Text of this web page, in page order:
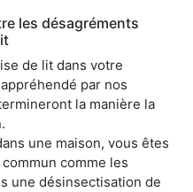
les désagréments
de lit dans votre
par nos
la manière la
une maison, vous êtes
comme les
une désinsectisation de